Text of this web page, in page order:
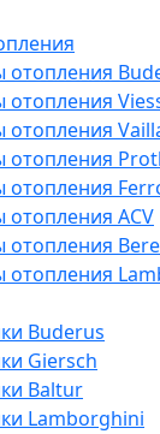
отопления
отопления
отопления
отопления
отопления
отопления ACV
отопления
отопления
Buderus
Giersch
Baltur
Lamborghini